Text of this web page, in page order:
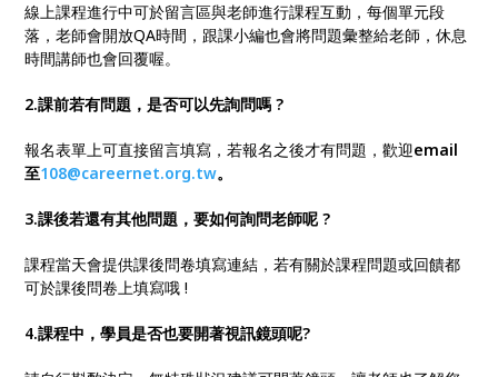
線上課程進行中可於留言區與老師進行課程互動，每個單元段
落，老師會開放QA時間，跟課小編也會將問題彙整給老師，休息
時間講師也會回覆喔。
2.課前若有問題，是否可以先詢問嗎 ?
報名表單上可直接留言填寫，若報名之後才有問題，歡迎email
至108@careernet.org.tw。
3.課後若還有其他問題，要如何詢問老師呢 ?
課程當天會提供課後問卷填寫連結，若有關於課程問題或回饋都
可於課後問卷上填寫哦 !
4.課程中，學員是否也要開著視訊鏡頭呢?